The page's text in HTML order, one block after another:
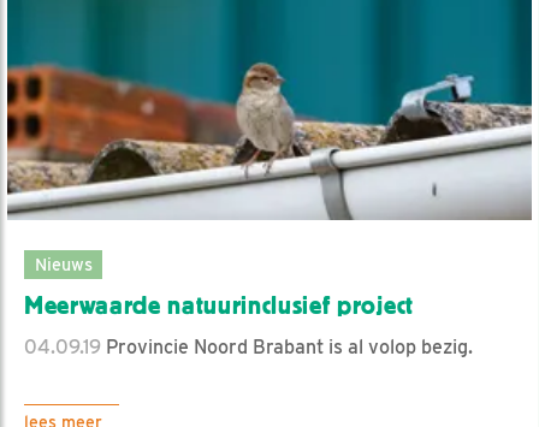
Nieuws
Meerwaarde natuurinclusief project
04.09.19 Provincie Noord Brabant is al volop bezig.
lees meer